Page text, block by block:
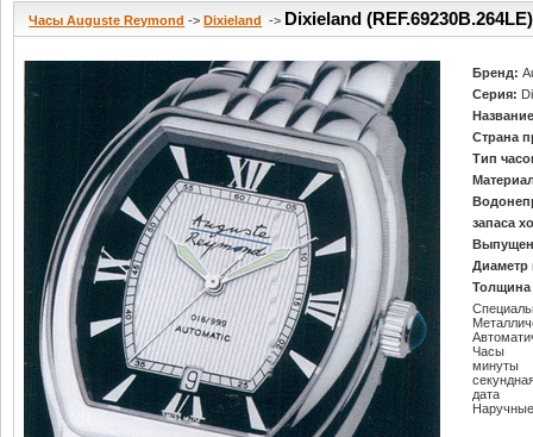
Часы Auguste Reymond -> Dixieland -> Dixieland (REF.69230B.264LE)
Бренд:
Серия:
Страна
Тип
запаса
Диаметр
Часы
минуты
дата